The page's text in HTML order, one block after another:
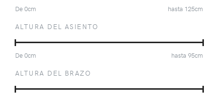
De0cm hasta 125cm
ALTURA DEL ASIENTO
De0cm hasta 95cm
ALTURA DEL BRAZO